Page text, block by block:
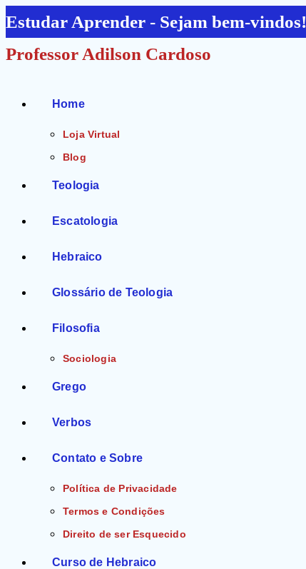
Ir
para
o
Estudar Aprender - Sejam bem-vindos!
Professor Adilson Cardoso
Home
Loja Virtual
Blog
Teologia
Escatologia
Hebraico
Glossário de Teologia
Filosofia
Sociologia
Grego
Verbos
Contato e Sobre
Política de Privacidade
Termos e Condições
Direito de ser Esquecido
Curso de Hebraico